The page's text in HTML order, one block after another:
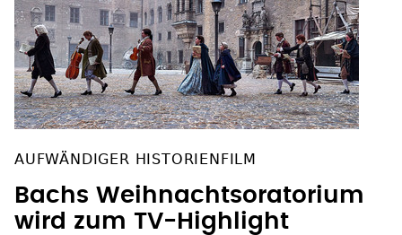
AUFWÄNDIGER HISTORIENFILM
Bachs Weihnachtsoratorium
wird zum TV-Highlight